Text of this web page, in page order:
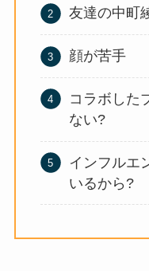
友達の中町
顔が苦手
コラボした
ない?
インフルエ
いるから?